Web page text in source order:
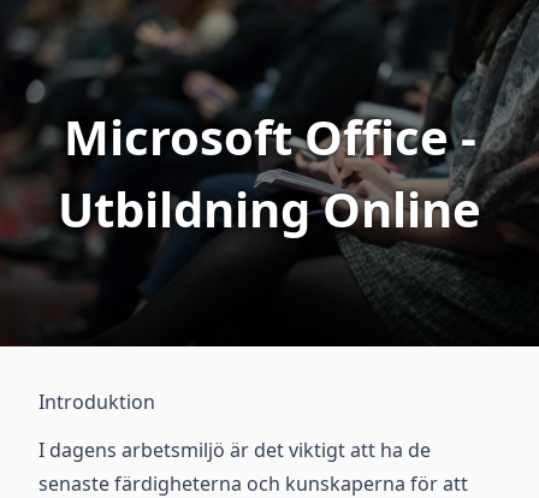
Microsoft Office -
Utbildning Online
Introduktion
I dagens arbetsmiljö är det viktigt att ha de
senaste färdigheterna och kunskaperna för att